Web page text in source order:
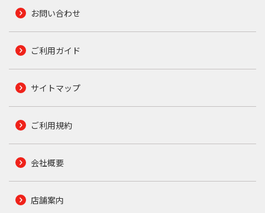
お問い合わせ
ご利用ガイド
サイトマップ
ご利用規約
会社概要
店舗案内